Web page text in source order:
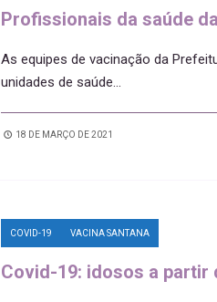
Profissionais da saúde
As equipes de vacinação da
unidades de saúde...
18 DE MARÇO DE 2021
COVID-19 VACINA SANTANA
Covid-19: idosos a partir